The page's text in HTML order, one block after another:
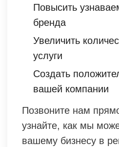
Повысить
бренда
Увеличить
услуги
Создать
вашей компании
Позвоните нам
узнайте, как мы
вашему бизнесу в